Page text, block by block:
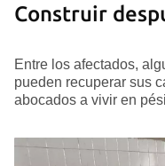
Construir
Entre los afectados,
pueden recuperar sus
abocados a vivir en